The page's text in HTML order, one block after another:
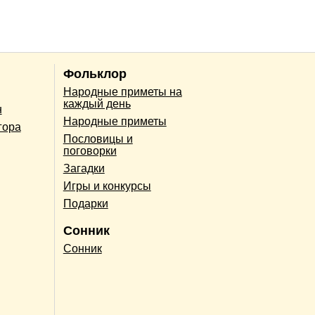
Фольклор
Народные приметы на
каждый день
Народные приметы
Пословицы и
поговорки
Загадки
Игры и конкурсы
Подарки
Сонник
Сонник